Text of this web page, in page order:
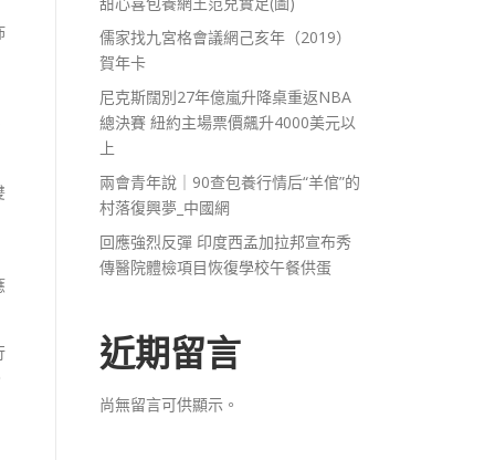
儒家找九宮格會議網己亥年（2019）
賀年卡
尼克斯闊別27年億嵐升降桌重返NBA
總決賽 紐約主場票價飆升4000美元以
上
兩會青年說｜90查包養行情后“羊倌”的
村落復興夢_中國網
回應強烈反彈 印度西孟加拉邦宣布秀
傳醫院體檢項目恢復學校午餐供蛋
近期留言
尚無留言可供顯示。